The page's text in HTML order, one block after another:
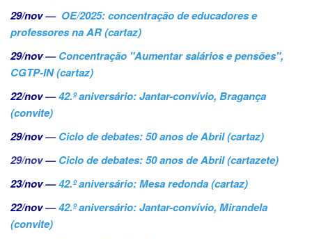
29/nov— OE/2025: concentração de educadores e
professores na AR (cartaz)
29/nov— Concentração "Aumentar salários e pensões",
CGTP-IN (cartaz)
22/nov—42.º aniversário: Jantar-convívio, Bragança
(convite)
29/nov—Ciclo de debates: 50 anos de Abril (cartaz)
29/nov —Ciclo de debates: 50 anos de Abril (cartazete)
23/nov—42.º aniversário: Mesa redonda(cartaz)
22/nov—42.º aniversário: Jantar-convívio, Mirandela
(convite)